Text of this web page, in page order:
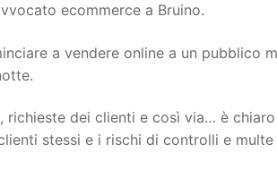
ecommerce a Bruino.
a vendere online a un pubblico
richieste dei clienti e così via… è
stessi e i rischi di controlli e multe